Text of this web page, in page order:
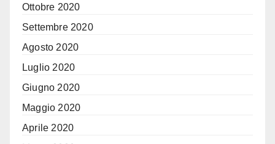
Ottobre 2020
Settembre 2020
Agosto 2020
Luglio 2020
Giugno 2020
Maggio 2020
Aprile 2020